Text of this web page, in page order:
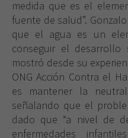
medida que es el
fuente de salud”.
que el agua es un
conseguir el desarrollo
mostró desde su
ONG Acción Contra el
es mantener la
señalando que el
dado que “a nivel de
enfermedades